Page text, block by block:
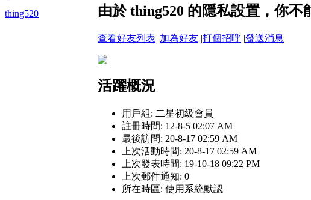
thing520 由於 thing520 的隱私設置，你不
查看好友列表 |加為好友 |打個招呼 |發送消息
活躍概況
用戶組: 二星初級會員
註冊時間: 12-8-5 02:07 AM
最後訪問: 20-8-17 02:59 AM
上次活動時間: 20-8-17 02:59 AM
上次發表時間: 19-10-18 09:22 PM
上次郵件通知: 0
所在時區: 使用系統默認